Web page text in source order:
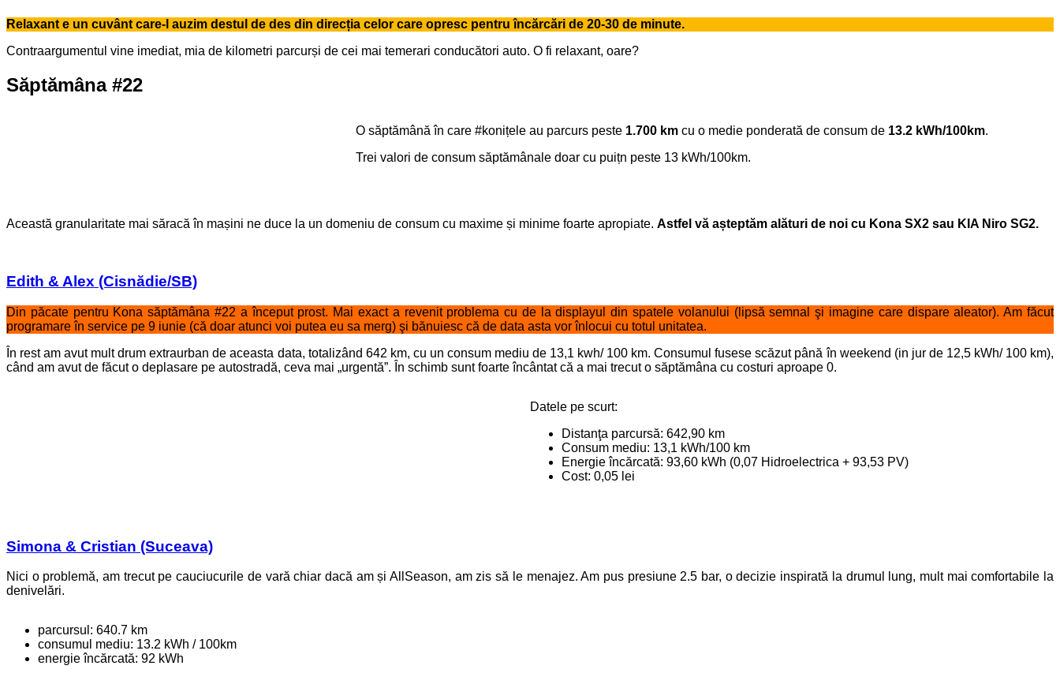
Relaxant e un cuvânt care-l auzim destul de des din direcția celor care opresc pentru încărcări de 20-30 de minute.
Contraargumentul vine imediat, mia de kilometri parcurși de cei mai temerari conducători auto. O fi relaxant, oare?
Săptămâna #22
O săptămână în care #konițele au parcurs peste 1.700 kmcu o medie ponderată de consum de 13.2 kWh/100km.
Trei valori de consum săptămânale doar cu puițn peste 13 kWh/100km.
Această granularitate mai săracă în mașini ne duce la un domeniu de consum cu maxime și minime foarte apropiate. Astfel vă așteptăm alături de noi cu Kona SX2 sau KIA Niro SG2.
Edith & Alex (Cisnădie/SB)
Din păcate pentru Kona săptămâna #22 a început prost. Mai exact a revenit problema cu de la displayul din spatele volanului (lipsă semnal şi imagine care dispare aleator). Am făcut
programare în service pe 9 iunie (că doar atunci voi putea eu sa merg) şi bănuiesc că de data asta vor înlocui cu totul unitatea.
În rest am avut mult drum extraurban de aceasta data, totalizând 642 km, cu un consum mediu de 13,1 kwh/ 100 km. Consumul fusese scăzut până în weekend (in jur de 12,5 kWh/ 100 km),
când am avut de făcut o deplasare pe autostradă, ceva mai „urgentă”. În schimb sunt foarte încântat că a mai trecut o săptămâna cu costuri aproape 0.
Datele pe scurt:
Distanţa parcursă: 642,90 km
Consum mediu: 13,1 kWh/100 km
Energie încărcată: 93,60 kWh (0,07 Hidroelectrica + 93,53 PV)
Cost: 0,05 lei
Simona & Cristian (Suceava)
Nici o problemă, am trecut pe cauciucurile de vară chiar dacă am și AllSeason, am zis să le menajez. Am pus presiune 2.5 bar, o decizie inspirată la drumul lung, mult mai comfortabile la
denivelări.
parcursul: 640.7 km
consumul mediu: 13.2 kWh / 100km
energie încărcată: 92 kWh